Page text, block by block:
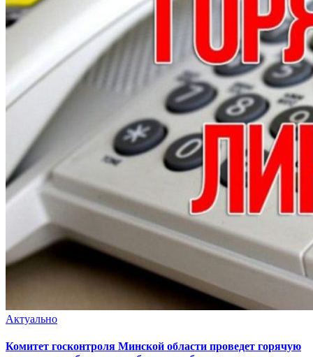
Актуально
Комитет госконтроля Минской области проведет горячую